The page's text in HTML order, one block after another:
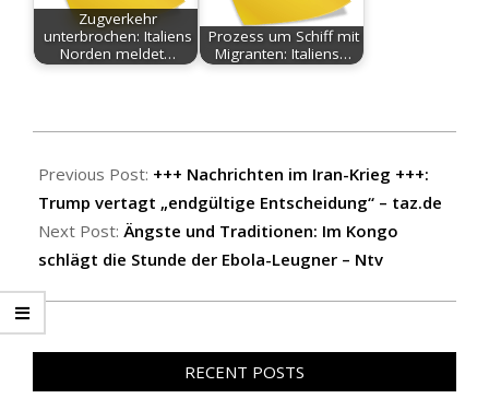
Zugverkehr
unterbrochen: Italiens
Norden meldet…
Prozess um Schiff mit
Migranten: Italiens…
05-
31
Previous Post: +++ Nachrichten im Iran-Krieg +++:
Trump vertagt „endgültige Entscheidung“ – taz.de
Next Post: Ängste und Traditionen: Im Kongo
schlägt die Stunde der Ebola-Leugner – Ntv
RECENT POSTS